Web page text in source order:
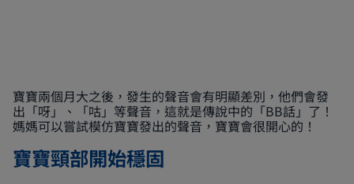
寶寶兩個月大之後，發生的聲音會有明顯差別，他們會發
出「呀」、「咕」等聲音，這就是傳說中的「BB話」了！
媽媽可以嘗試模仿寶寶發出的聲音，寶寶會很開心的！
寶寶頸部開始穩固